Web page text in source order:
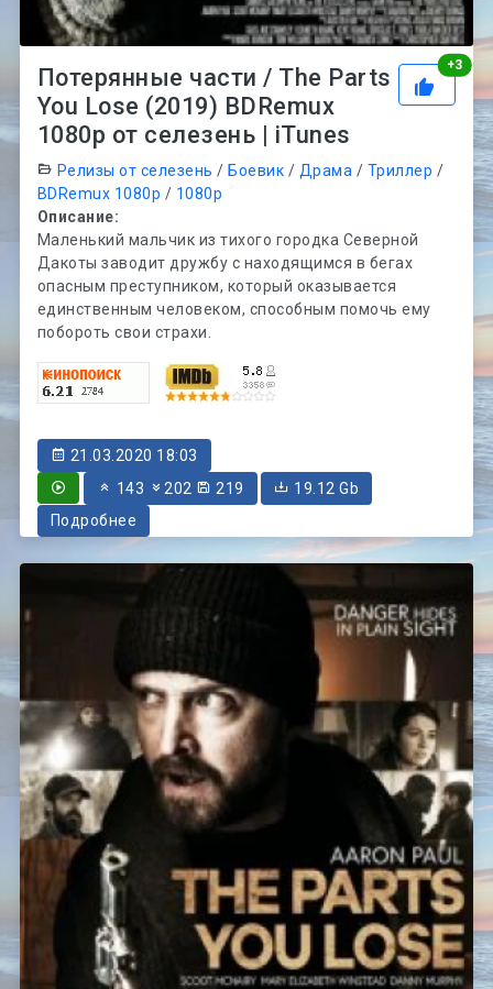
+3
Потерянные части / The Parts
You Lose (2019) BDRemux
1080p от селезень | iTunes
Релизы от селезень / Боевик / Драма / Триллер /
BDRemux 1080p / 1080p
Описание:
Маленький мальчик из тихого городка Северной
Дакоты заводит дружбу с находящимся в бегах
опасным преступником, который оказывается
единственным человеком, способным помочь ему
побороть свои страхи.
21.03.2020 18:03
143
202 219
19.12 Gb
Подробнее